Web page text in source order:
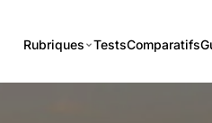
Rubriques TestsComparatifs